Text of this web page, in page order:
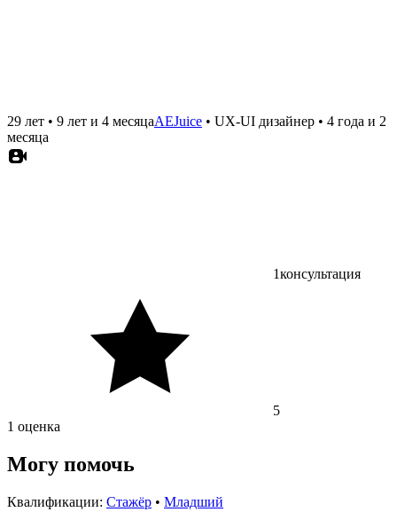
29 лет • 9 лет и 4 месяцаAEJuice • UX-UI дизайнер • 4 года и 2
месяца
1консультация
5
1 оценка
Могу помочь
Квалификации: Стажёр • Младший